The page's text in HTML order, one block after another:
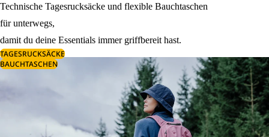
Technische Tagesrucksäcke und flexible Bauchtaschen
für unterwegs,
damit du deine Essentials immer griffbereit hast.
TAGESRUCKSÄCKE
BAUCHTASCHEN